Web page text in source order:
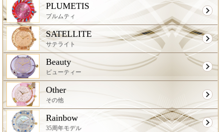
PLUMETIS
プルムティ
SATELLITE
サテライト
Beauty
ビューティー
Other
その他
Rainbow
35周年モデル